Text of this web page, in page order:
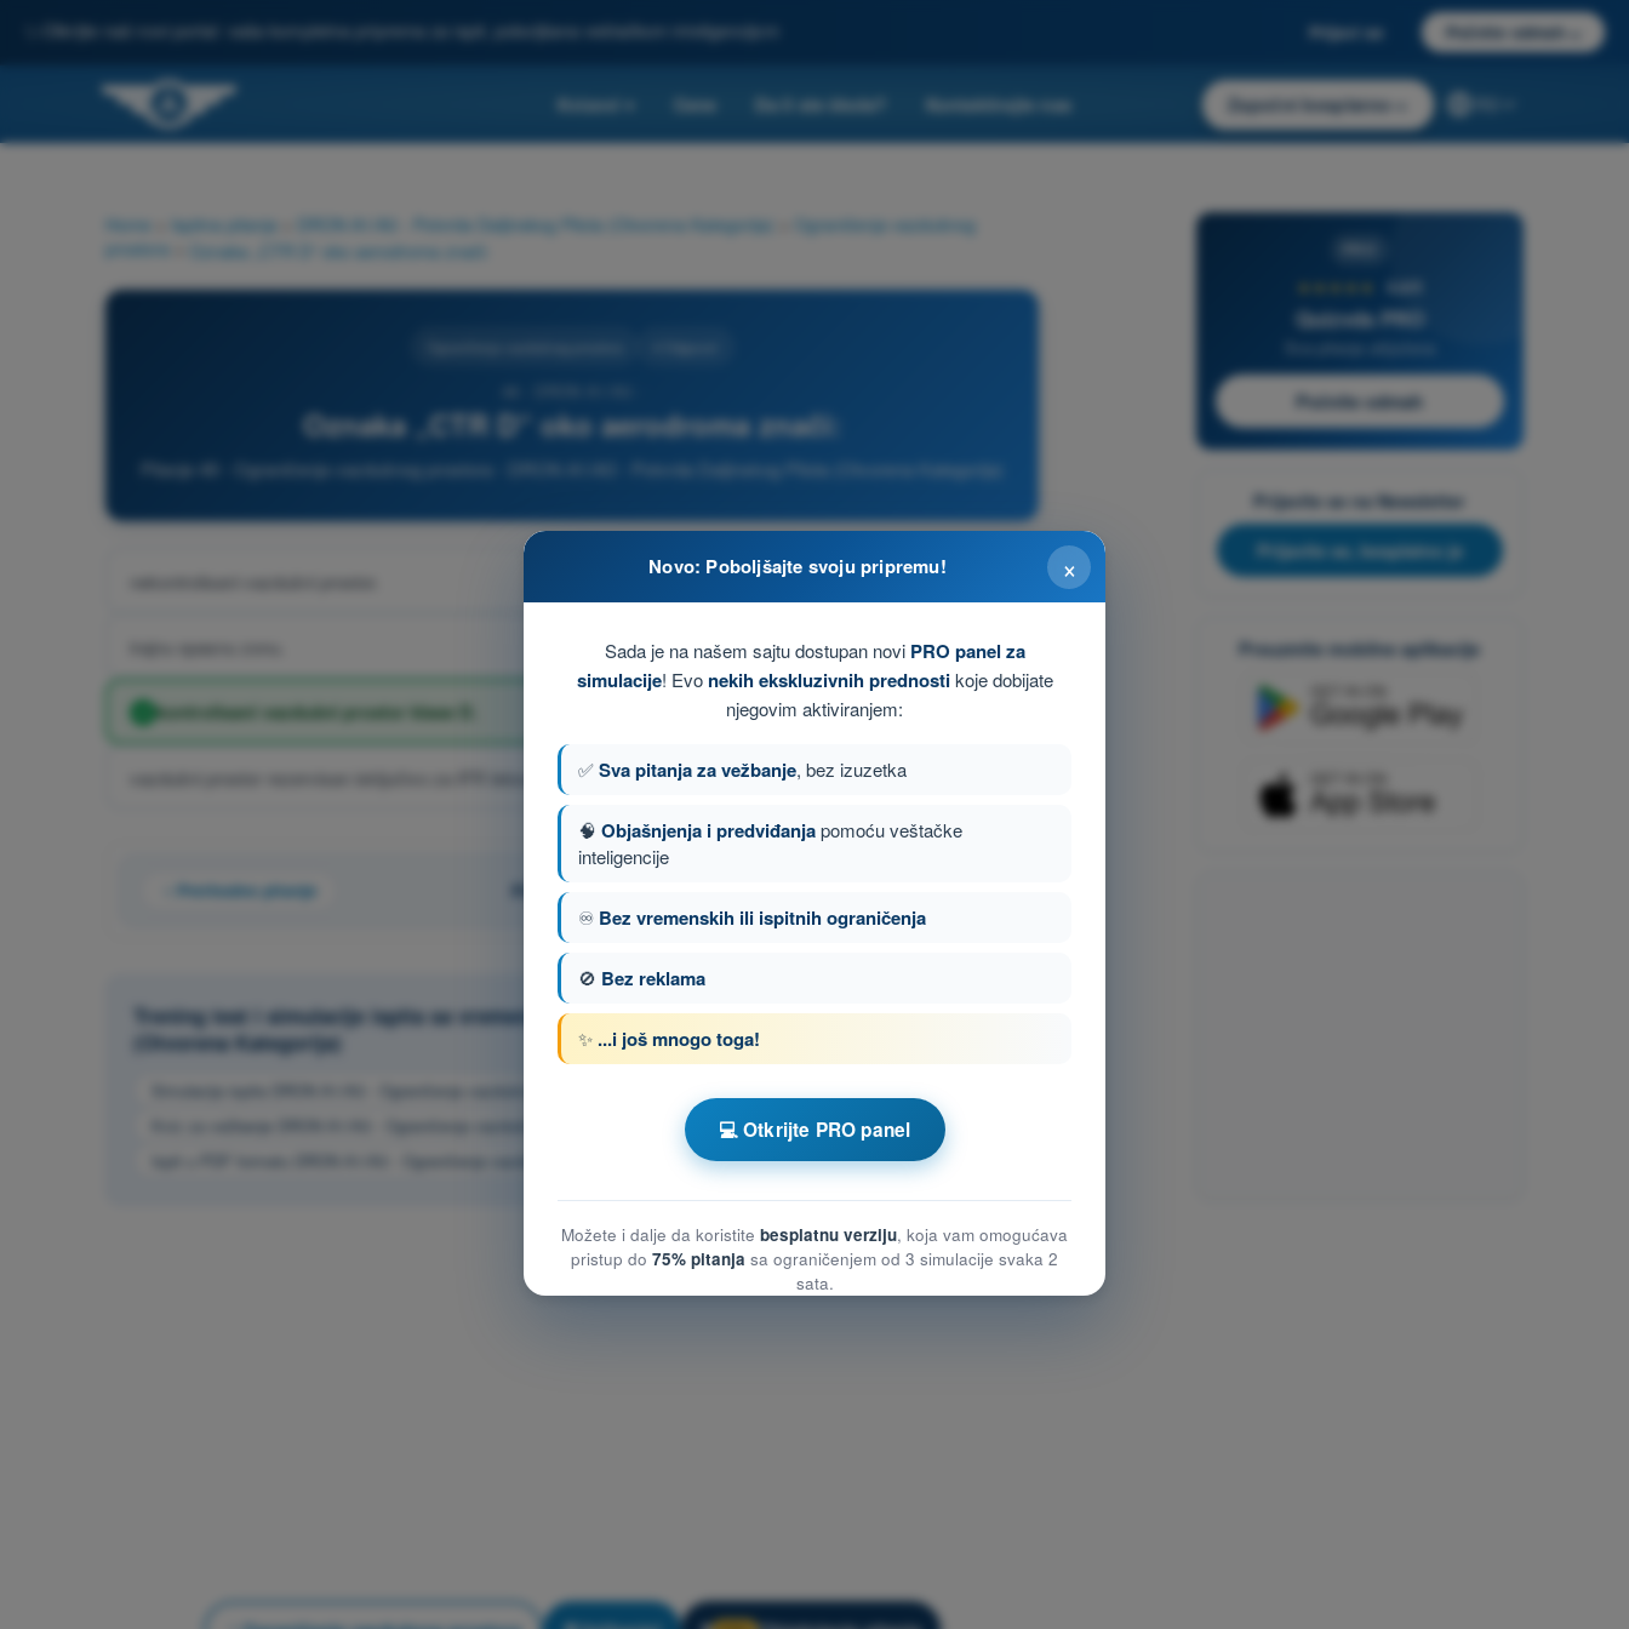
Otkrijte naš novi portal: vaša kompletna priprema za ispit, poboljšana veštačkom inteligencijom Prijavi se Počnite odmah
Kvizovi Cene Da li ste škola? Kontaktirajte nas Započni besplatno
Home Ispitna pitanja DRON A1/A3 - Potvrda Daljinskog Pilota (Otvorena Kategorija)
Ograničenja vazdušnog
prostora
Oznaka „CTR D“ oko aerodroma znači:
Oznaka „CTR D“ oko aerodroma znači:
Pitanje 49 - Ograničenja vazdušnog prostora - DRON A1/A3 - Potvrda Daljinskog Pilota (Otvorena Kategorija)
nekontrolisani vazdušni prostor.
trajnu opasnu zonu.
kontrolisani vazdušni prostor klase D.
Prethodno pitanje Pitanje 49 od 97
Trening test i simulacije ispita sa vremenom DRON A1/A3 - Potvrda Daljinskog Pilota
(Otvorena Kategorija)
4,6/5
Quizvds PRO
Počnite odmah
Prijavite se na Newsletter
Prijavite se, besplatno je
Preuzmite mobilne aplikacije
×
Novo: Poboljšajte svoju pripremu!
Sada je na našem sajtu dostupan novi PRO panel za
simulacije! Evo nekih ekskluzivnih prednostikoje dobijate
njegovim aktiviranjem:
✅Sva pitanja za vežbanje, bez izuzetka
🧠 Objašnjenja i predviđanjapomoću veštačke
inteligencije
♾️ Bez vremenskih ili ispitnih ograničenja
🚫 Bez reklama
✨ ...i još mnogo toga!
💻 Otkrijte PRO panel
Možete i dalje da koristite besplatnu verziju, koja vam omogućava
pristup do 75% pitanja sa ograničenjem od 3 simulacije svaka 2
sata.